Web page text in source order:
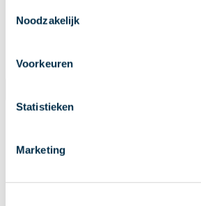
Noodzakelijk
Voorkeuren
Statistieken
Marketing
Frequently asked questions
Membership
Working groups